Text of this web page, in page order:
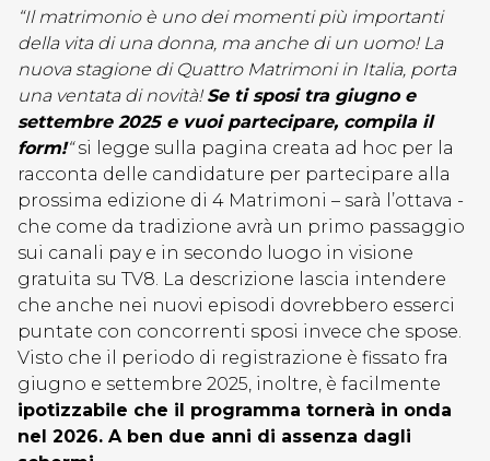
“Il matrimonio è uno dei momenti più importanti
della vita di una donna, ma anche di un uomo! La
nuova stagione di Quattro Matrimoni in Italia, porta
una ventata di novità!Se ti sposi tra giugno e
settembre 2025 e vuoi partecipare, compila il
form!“si legge sulla pagina creata ad hoc per la
racconta delle candidature per partecipare alla
prossima edizione di 4 Matrimoni – sarà l’ottava -
che come da tradizione avrà un primo passaggio
sui canali pay e in secondo luogo in visione
gratuita su TV8. La descrizione lascia intendere
che anche nei nuovi episodi dovrebbero esserci
puntate con concorrenti sposi invece che spose.
Visto che il periodo di registrazione è fissato fra
giugno e settembre 2025, inoltre, è facilmente
ipotizzabile che il programma tornerà in onda
nel 2026. A ben due anni di assenza dagli